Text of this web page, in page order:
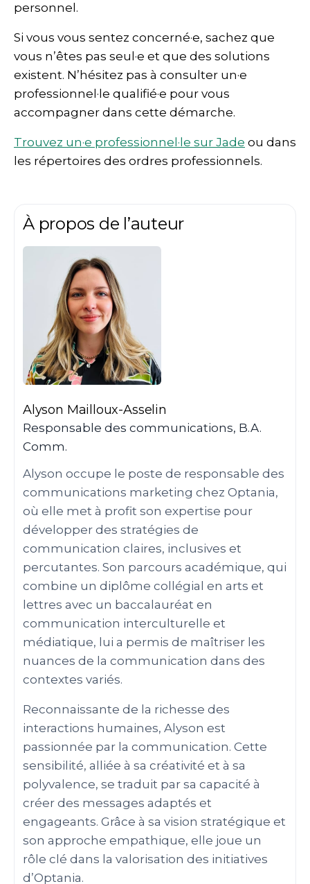
personnel.
Si vous vous sentez concerné·e, sachez que
vous n’êtes pas seul·e et que des solutions
existent. N’hésitez pas à consulter un·e
professionnel·le qualifié·e pour vous
accompagner dans cette démarche.
Trouvez un·e professionnel·le sur Jade ou dans
les répertoires des ordres professionnels.
À propos de l’auteur
Alyson Mailloux-Asselin
Responsable des communications, B.A.
Comm.
Alyson occupe le poste de responsable des
communications marketing chez Optania,
où elle met à profit son expertise pour
développer des stratégies de
communication claires, inclusives et
percutantes. Son parcours académique, qui
combine un diplôme collégial en arts et
lettres avec un baccalauréat en
communication interculturelle et
médiatique, lui a permis de maîtriser les
nuances de la communication dans des
contextes variés.
Reconnaissante de la richesse des
interactions humaines, Alyson est
passionnée par la communication. Cette
sensibilité, alliée à sa créativité et à sa
polyvalence, se traduit par sa capacité à
créer des messages adaptés et
engageants. Grâce à sa vision stratégique et
son approche empathique, elle joue un
rôle clé dans la valorisation des initiatives
d’Optania.